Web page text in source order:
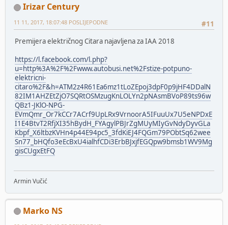
Irizar Century
#11
11 11, 2017, 18:07:48 POSLIJEPODNE
Premijera električnog Citara najavljena za IAA 2018
https://l.facebook.com/l.php?
u=http%3A%2F%2Fwww.autobusi.net%2Fstize-potpuno-
elektricni-
citaro%2F&h=ATM2z4R61Ea6mz1tLoZEpoj3dpF0p9jHF4DDalN
82IM1AHZEtZjO7SQRtOSMzugKnLOLYn2pNAsmBVoP89ts96w
QBz1-JKlO-NPG-
EVmQmr_Or7kCCr7ACrf9UpLRx9VrnoorA5IFuuUx7U5eNPDxE
I1E4BtvT2RfjXI35hBydH_FYAgylPBJrZgMUyMIyGvNdyDyvGLa
Kbpf_X6ltbzKVHn4p44E94pc5_3fdKiEJ4FQGm79PObtSq62wee
Sn77_bHQfo3eEcBxU4ialhfCDi3ErbBJxjfEGQpw9bmsb1WV9Mg
gisCUgxEtFQ
Armin Vučić
Marko NS